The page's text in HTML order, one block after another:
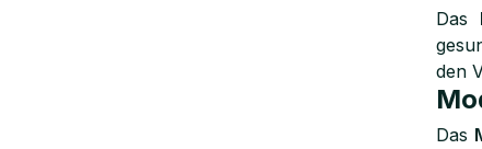
Das
den
Das